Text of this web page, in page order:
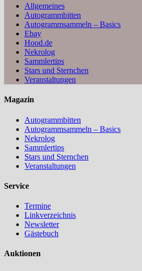
Allgemeines
Autogrammbitten
Autogrammsammeln – Basics
Ebay
Hood.de
Nekrolog
Sammlertips
Stars und Sternchen
Veranstaltungen
Magazin
Autogrammbitten
Autogrammsammeln – Basics
Nekrolog
Sammlertips
Stars und Sternchen
Veranstaltungen
Service
Termine
Linkverzeichnis
Newsletter
Gästebuch
Auktionen